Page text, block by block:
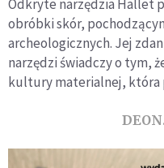
Odkryte narzędzia Hallet
obróbki skór,
archeologicznych. Jej
narzędzi świadczy o tym,
kultury materialnej, która